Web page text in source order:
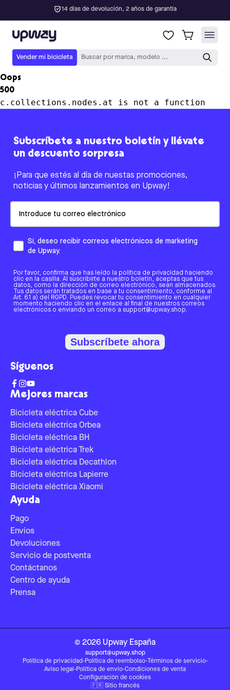
14 días de devolución, 2 años de garantía
Upway
Vender mi bicicleta Buscar por marca, modelo ...
Oops
500
c.collections.nodes.at is not a function
Mejores marcas
Bicicleta eléctrica Cube
Bicicleta eléctrica Orbea
Bicicleta eléctrica BH
Bicicleta eléctrica Trek
Bicicleta eléctrica Decathlon
Bicicleta eléctrica Lapierre
Bicicleta eléctrica Xiaomi
Ayuda
Pago
Envíos
Devoluciones
Servicio de postventa
Contáctanos
Centro de ayuda
Prensa
Subscríbete a nuestro boletín y llévate
un descuento sorpresa
¡Para que estés al día de nuestas promociones,
noticias y últimos lanzamientos en Upway!
Sí, deseo recibir correos electrónicos de marketing
de Upway.
Por favor, confirma que has leído la política de privacidad haciendo
clic en la casilla. Al suscribirte a nuestro boletín, aceptas que tus
datos, como la dirección de correo electrónico, sean almacenados.
Tus datos serán tratados en base a tu consentimiento, conforme al
Art. 6.1 a) del RGPD. Puedes revocar tu consentimiento en cualquier
momento haciendo clic en el enlace al final de nuestros correos
electrónicos o enviando un correo a support@upway.shop.
Subscríbete ahora
Síguenos
© 2026 Upway España
support@upway.shop
Política de privacidad-Política de reembolso-Términos de servicio-
Aviso legal -Política de envío-Condiciones de venta
Configuración de cookies
🇫🇷 Sitio francés